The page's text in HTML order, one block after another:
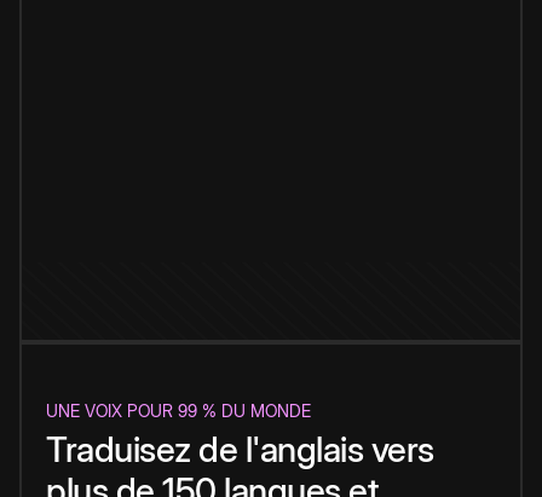
UNE VOIX POUR 99 % DU MONDE
Traduisez de l'anglais vers